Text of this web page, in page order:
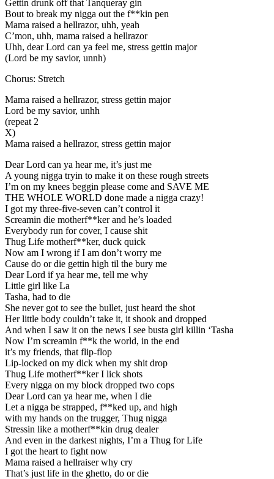
Gettin drunk off that Tanqueray gin
Bout to break my nigga out the f**kin pen
Mama raised a hellrazor, uhh, yeah
C’mon, uhh, mama raised a hellrazor
Uhh, dear Lord can ya feel me, stress gettin major
(Lord be my savior, unnh)
Chorus: Stretch
Mama raised a hellrazor, stress gettin major
Lord be my savior, unhh
(repeat 2
X)
Mama raised a hellrazor, stress gettin major
Dear Lord can ya hear me, it’s just me
A young nigga tryin to make it on these rough streets
I’m on my knees beggin please come and SAVE ME
THE WHOLE WORLD done made a nigga crazy!
I got my three-five-seven can’t control it
Screamin die motherf**ker and he’s loaded
Everybody run for cover, I cause shit
Thug Life motherf**ker, duck quick
Now am I wrong if I am don’t worry me
Cause do or die gettin high til the bury me
Dear Lord if ya hear me, tell me why
Little girl like La
Tasha, had to die
She never got to see the bullet, just heard the shot
Her little body couldn’t take it, it shook and dropped
And when I saw it on the news I see busta girl killin ‘Tasha
Now I’m screamin f**k the world, in the end
it’s my friends, that flip-flop
Lip-locked on my dick when my shit drop
Thug Life motherf**ker I lick shots
Every nigga on my block dropped two cops
Dear Lord can ya hear me, when I die
Let a nigga be strapped, f**ked up, and high
with my hands on the trugger, Thug nigga
Stressin like a motherf**kin drug dealer
And even in the darkest nights, I’m a Thug for Life
I got the heart to fight now
Mama raised a hellraiser why cry
That’s just life in the ghetto, do or die